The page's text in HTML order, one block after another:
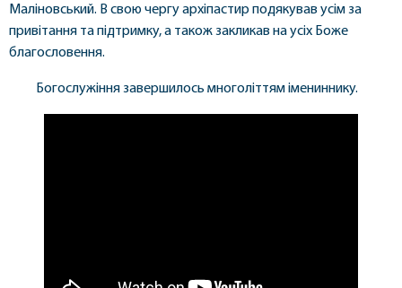
Маліновський. В свою чергу архіпастир подякував усім за
привітання та підтримку, а також закликав на усіх Боже
благословення.
Богослужіння завершилось многоліттям імениннику.